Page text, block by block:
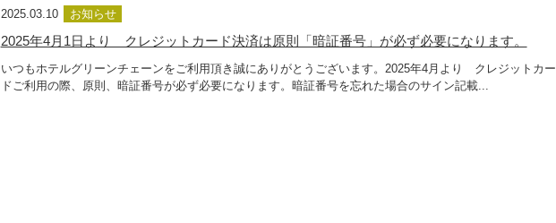
2025.03.10 お知らせ
2025年4月1日より クレジットカード決済は原則「暗証番号」が必ず必要になります。
いつもホテルグリーンチェーンをご利用頂き誠にありがとうございます。2025年4月より クレジットカー
ドご利用の際、原則、暗証番号が必ず必要になります。暗証番号を忘れた場合のサイン記載...